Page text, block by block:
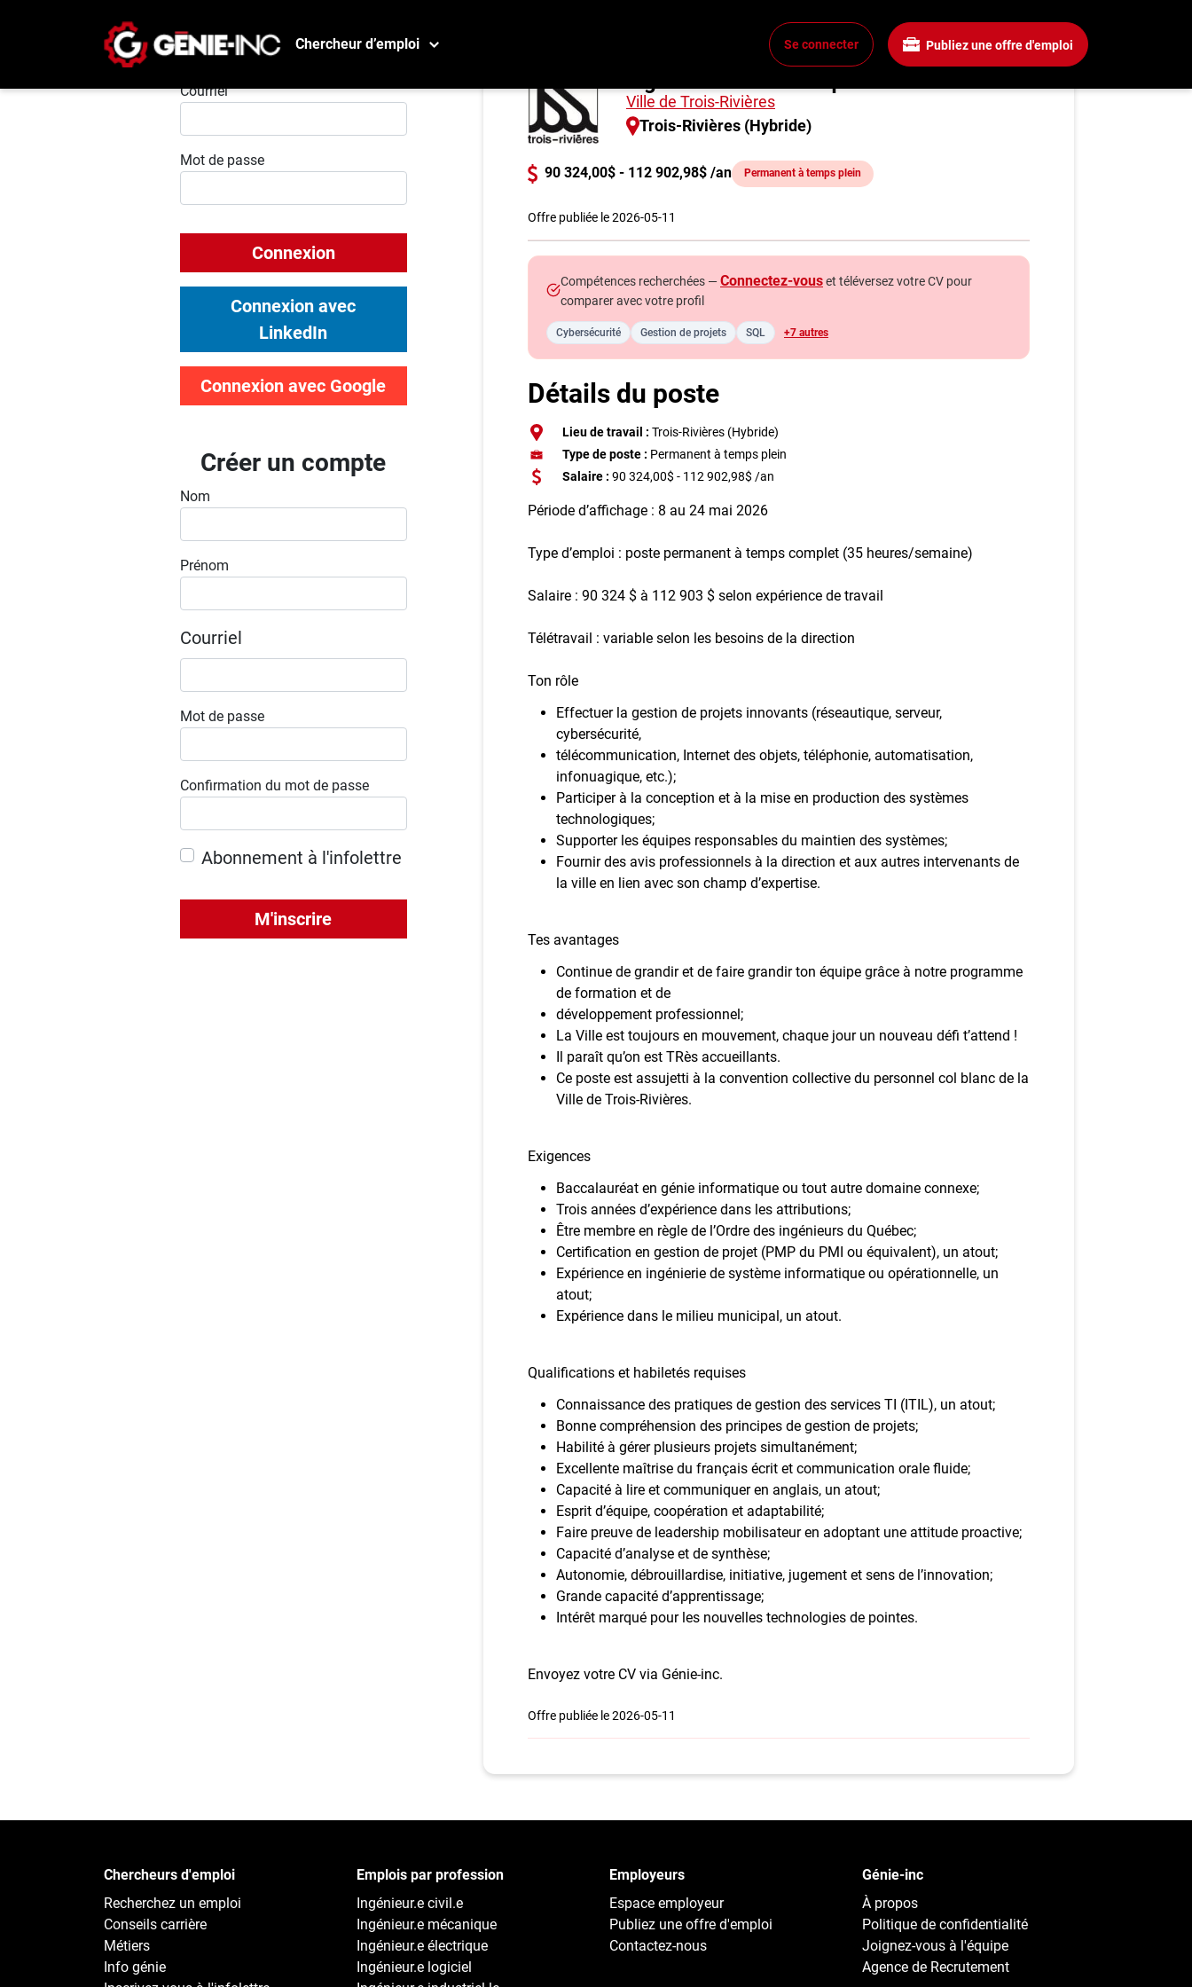
Chercheur d’emploi Se connecter Publiez une offre d'emploi
Créez un compte
Emplois
Recherchez un emploi
Ma boîte à outils
Métiers
Employeurs
Publiez une offre d'emploi
Connexion
Courriel
Mot de passe
Connexion
Connexion avec
LinkedIn
Connexion avec Google
Créer un compte
Nom
Prénom
Courriel
Mot de passe
Confirmation du mot de passe
Abonnement à l'infolettre
M'inscrire
Ville de Trois-Rivières
Trois-Rivières (Hybride)
90 324,00$ - 112 902,98$ /an Permanent à temps plein
Offre publiée le 2026-05-11
Compétences recherchées —Connectez-vouset téléversez votre CV pour
comparer avec votre profil
Cybersécurité Gestion de projets SQL +7 autres
Détails du poste
Lieu de travail : Trois-Rivières (Hybride)
Type de poste : Permanent à temps plein
Salaire : 90 324,00$ - 112 902,98$ /an
Période d’affichage : 8 au 24 mai 2026
Type d’emploi : poste permanent à temps complet (35 heures/semaine)
Salaire : 90 324 $ à 112 903 $ selon expérience de travail
Télétravail : variable selon les besoins de la direction
Ton rôle
Effectuer la gestion de projets innovants (réseautique, serveur,
cybersécurité,
télécommunication, Internet des objets, téléphonie, automatisation,
infonuagique, etc.);
Participer à la conception et à la mise en production des systèmes
technologiques;
Supporter les équipes responsables du maintien des systèmes;
Fournir des avis professionnels à la direction et aux autres intervenants de
la ville en lien avec son champ d’expertise.
Tes avantages
Continue de grandir et de faire grandir ton équipe grâce à notre programme
de formation et de
développement professionnel;
La Ville est toujours en mouvement, chaque jour un nouveau défi t’attend !
Il paraît qu’on est TRès accueillants.
Ce poste est assujetti à la convention collective du personnel col blanc de la
Ville de Trois-Rivières.
Exigences
Baccalauréat en génie informatique ou tout autre domaine connexe;
Trois années d’expérience dans les attributions;
Être membre en règle de l’Ordre des ingénieurs du Québec;
Certification en gestion de projet (PMP du PMI ou équivalent), un atout;
Expérience en ingénierie de système informatique ou opérationnelle, un
atout;
Expérience dans le milieu municipal, un atout.
Qualifications et habiletés requises
Connaissance des pratiques de gestion des services TI (ITIL), un atout;
Bonne compréhension des principes de gestion de projets;
Habilité à gérer plusieurs projets simultanément;
Excellente maîtrise du français écrit et communication orale fluide;
Capacité à lire et communiquer en anglais, un atout;
Esprit d’équipe, coopération et adaptabilité;
Faire preuve de leadership mobilisateur en adoptant une attitude proactive;
Capacité d’analyse et de synthèse;
Autonomie, débrouillardise, initiative, jugement et sens de l’innovation;
Grande capacité d’apprentissage;
Intérêt marqué pour les nouvelles technologies de pointes.
Envoyez votre CV via Génie-inc.
Offre publiée le 2026-05-11
Chercheurs d'emploi
Recherchez un emploi
Conseils carrière
Métiers
Info génie
Emplois par profession
Ingénieur.e civil.e
Ingénieur.e mécanique
Ingénieur.e électrique
Ingénieur.e logiciel
Employeurs
Espace employeur
Publiez une offre d'emploi
Contactez-nous
Génie-inc
À propos
Politique de confidentialité
Joignez-vous à l'équipe
Agence de Recrutement